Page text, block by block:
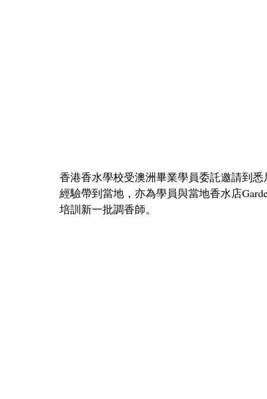
香港香水學校受澳洲畢業學員委託邀請到
經驗帶到當地，亦為學員與當地香水店
培訓新一批調香師。